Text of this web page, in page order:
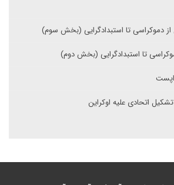
دموکراسی تا استبدادگرایی (بخش سوم)
تا استبدادگرایی (بخش دوم)
اتحادی علیه اوکراین